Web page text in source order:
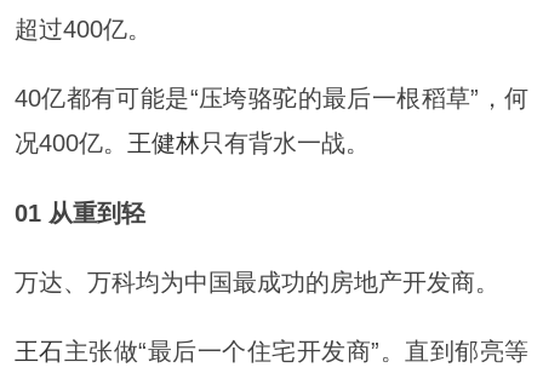
超过400亿。
40亿都有可能是“压垮骆驼的最后一根稻草”，何
况400亿。 王健林只有背水一战。
01 从重到轻
万达、万科均为中国最成功的房地产开发商。
王石主张做“最后一个住宅开发商”。直到郁亮等